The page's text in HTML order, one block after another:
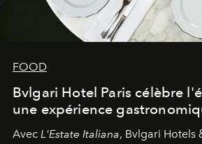
FOOD
Bvlgari Hotel Paris célèbre
une expérience
Avec L'Estate Italiana, Bvlgari Hotels